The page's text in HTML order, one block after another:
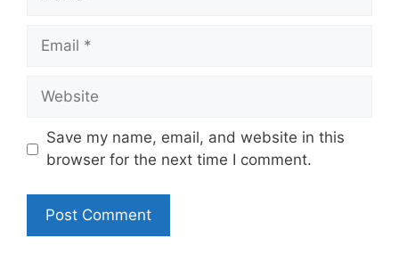
Email
Website
Save my name, email, and website in this
browser for the next time I comment.